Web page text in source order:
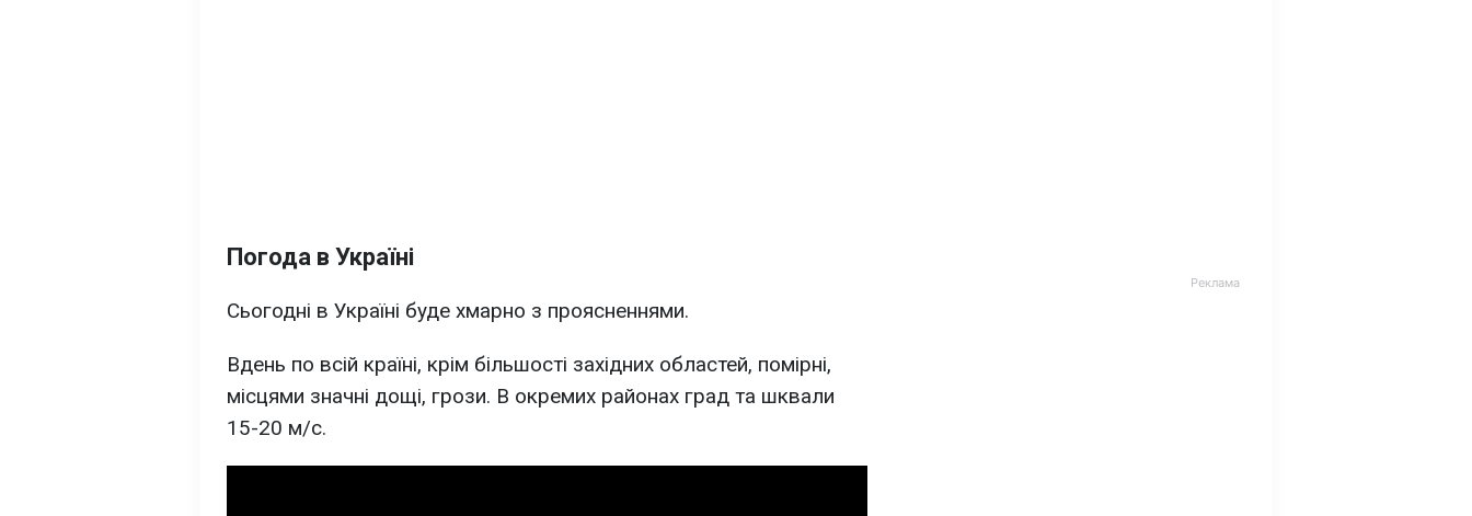
Погода в Україні
Сьогодні в Україні буде хмарно з проясненнями.
Вдень по всій країні, крім більшості західних областей, помірні,
місцями значні дощі, грози. В окремих районах град та шквали
15-20 м/с.